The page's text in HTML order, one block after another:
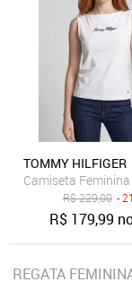
TOMMY HILFIGER
Camiseta
R$229,00 -
R$ 179,99
REGATA